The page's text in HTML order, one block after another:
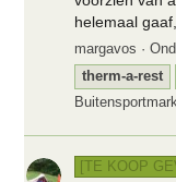
helemaal
margavos
therm-a-rest
[TE KOOP